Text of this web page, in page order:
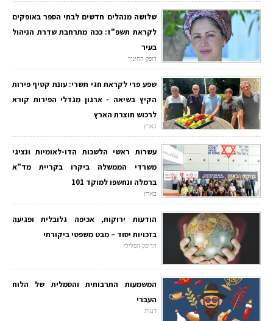
שלושה מנהלים חדשים לבתי הספר באופקים
לקראת תשפ"ז: ככה מתרחבת שדרת הניהול
בעיר
דופק החינוך
שפע פרי לקראת חגי תשרי: עונת קטיף פירות
הקיץ בשיאה - ארגון מגדלי הפירות קורא
לרכוש תוצרת הארץ
בארץ
עשרות ראשי הלשכות הדו-לאומיות ונציגי
משרדי הממשלה ביקרו בקריית מד"א
ברמלה ונחשפו למוקד 101
בארץ
הודעות ירוקות, אכיפה גלובלית ופגיעה
בזכויות יסוד – מבט משפטי ביקורתי
הדופק הפלילי
המשמעות התרבותית והסמלית של הלוח
העברי
דעות